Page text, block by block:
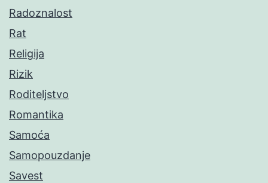
Radoznalost
Rat
Religija
Rizik
Roditeljstvo
Romantika
Samoća
Samopouzdanje
Savest